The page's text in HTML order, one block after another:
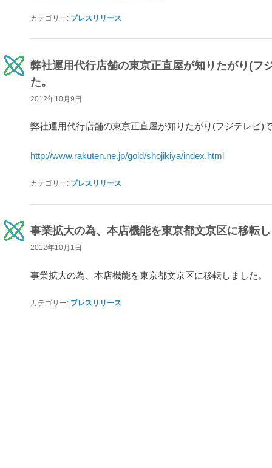
カテゴリー: プレスリリース
弊社運用代行店舗の東京正直屋が知りたがり(フ
た。
2012年10月9日
弊社運用代行店舗の東京正直屋が知りたがり(フジテレビ)
http://www.rakuten.ne.jp/gold/shojikiya/index.html
カテゴリー: プレスリリース
事業拡大の為、本店機能を東京都文京区に移転
2012年10月1日
事業拡大の為、本店機能を東京都文京区に移転しました。
カテゴリー: プレスリリース